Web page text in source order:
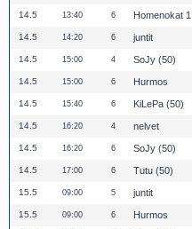
14.5 13:40 6 Homenokat 1
14.5 14:20 6 juntit
14.5 15:00 4 SoJy (50)
14.5 15:00 6 Hurmos
14.5 15:40 6 KiLePa (50)
14.5 16:20 4 nelvet
14.5 16:20 6 SoJy (50)
14.5 17:00 6 Tutu (50)
15.5 09:00 5 juntit
15.5 09:00 6 Hurmos